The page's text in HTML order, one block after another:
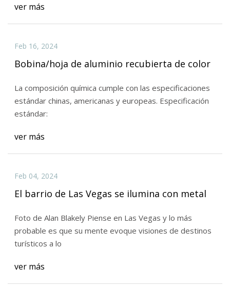
ver más
Feb 16, 2024
Bobina/hoja de aluminio recubierta de color
La composición química cumple con las especificaciones
estándar chinas, americanas y europeas. Especificación
estándar:
ver más
Feb 04, 2024
El barrio de Las Vegas se ilumina con metal
Foto de Alan Blakely Piense en Las Vegas y lo más
probable es que su mente evoque visiones de destinos
turísticos a lo
ver más